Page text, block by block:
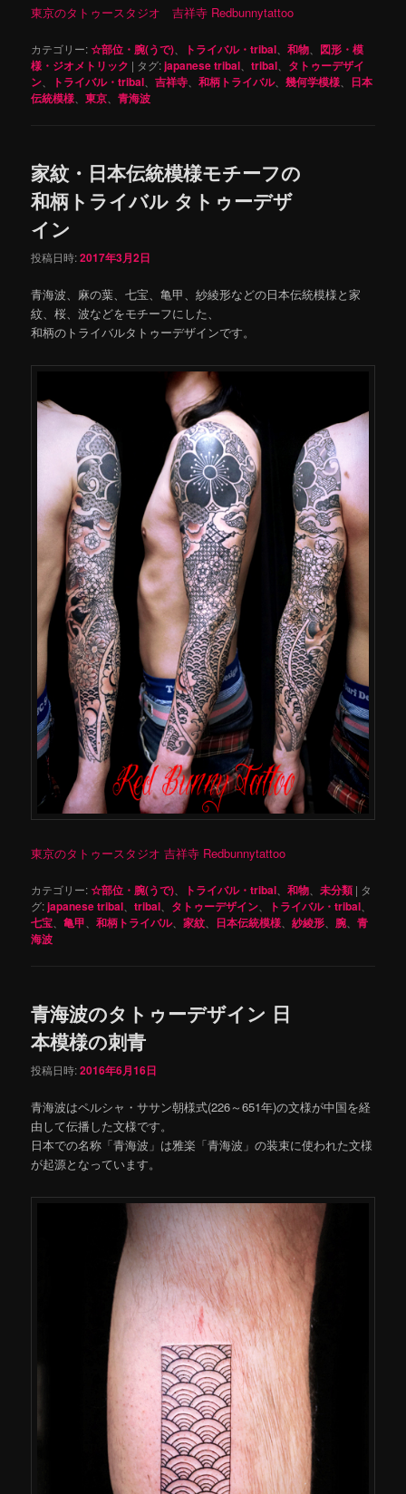
東京のタトゥースタジオ 吉祥寺 Redbunnytattoo
カテゴリー:☆部位・腕(うで) トライバル・tribal 、和物
図形・模
様・ジオメトリック | タグ:japanese tribal 、tribal
タトゥーデザイ
ン
トライバル・tribal 、吉祥寺 、和柄トライバル、幾何学模様
日本
伝統模様 、東京 、青海波
家紋・日本伝統模様モチーフの
和柄トライバル タトゥーデザ
イン
投稿日時:2017年3月2日
青海波、麻の葉、七宝、亀甲、紗綾形などの日本伝統模様と家
紋、桜、波などをモチーフにした、
和柄のトライバルタトゥーデザインです。
東京のタトゥースタジオ 吉祥寺 Redbunnytattoo
カテゴリー:☆部位・腕(うで) トライバル・tribal 、和物 、未分類 | タ
グ:japanese tribal 、tribal タトゥーデザイン トライバル・tribal
七宝 、亀甲 、和柄トライバル、家紋 日本伝統模様 、紗綾形 腕 、青
海波
青海波のタトゥーデザイン 日
本模様の刺青
投稿日時:2016年6月16日
青海波はペルシャ・ササン朝様式(226～651年)の文様が中国を経
由して伝播した文様です。
日本での名称「青海波」は雅楽「青海波」の装束に使われた文様
が起源となっています。